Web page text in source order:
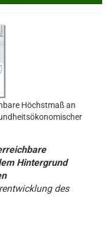
Höchstmaß an
Hintergrund
des